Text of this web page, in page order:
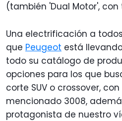
(también 'Dual Motor',
Una electrificación a
que Peugeot está
todo su catálogo de
opciones para los que
corte SUV o crossover, con
mencionado 3008,
protagonista de nuestro